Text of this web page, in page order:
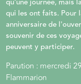
qui les ont faits. Pour
anniversaire de
souvenir de ces
peuvent y participer.
Parution : mercredi
Flammarion